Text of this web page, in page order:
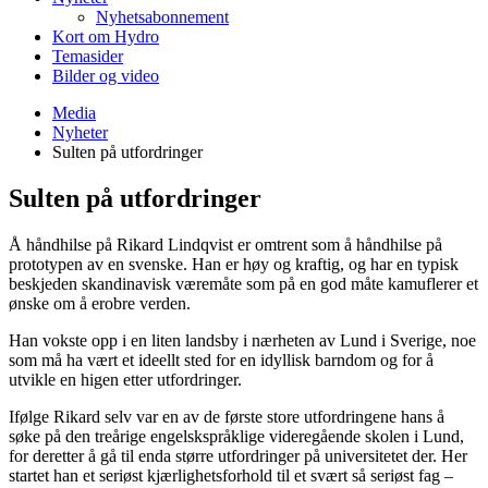
Nyhetsabonnement
Kort om Hydro
Temasider
Bilder og video
Media
Nyheter
Sulten på utfordringer
Sulten på utfordringer
Å håndhilse på Rikard Lindqvist er omtrent som å håndhilse på
prototypen av en svenske. Han er høy og kraftig, og har en typisk
beskjeden skandinavisk væremåte som på en god måte kamuflerer et
ønske om å erobre verden.
Han vokste opp i en liten landsby i nærheten av Lund i Sverige, noe
som må ha vært et ideellt sted for en idyllisk barndom og for å
utvikle en higen etter utfordringer.
Ifølge Rikard selv var en av de første store utfordringene hans å
søke på den treårige engelskspråklige videregående skolen i Lund,
for deretter å gå til enda større utfordringer på universitetet der. Her
startet han et seriøst kjærlighetsforhold til et svært så seriøst fag –